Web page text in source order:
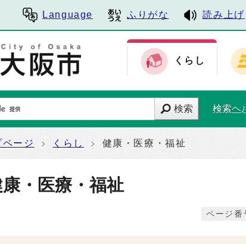
Language ふりがな 読み上げ
くらし
検索 検索ヘ
ページ くらし 健康・医療・福祉
・医療・福祉
ページ